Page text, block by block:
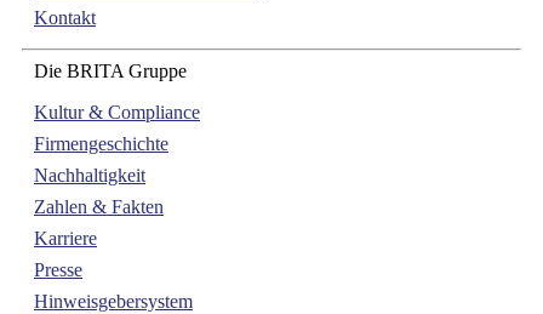
Kontakt
Die BRITA Gruppe
Kultur & Compliance
Firmengeschichte
Nachhaltigkeit
Zahlen & Fakten
Karriere
Presse
Hinweisgebersystem